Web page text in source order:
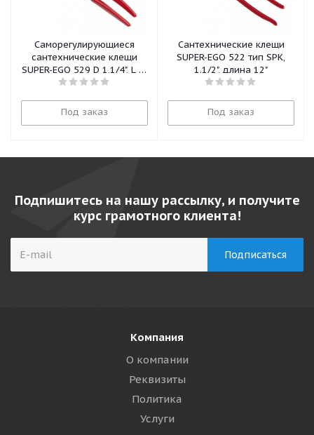
Саморегулирующиеся
сантехнические клещи
SUPER-EGO 529 D 1,1/4", L 7"
(175 мм)
Под заказ
Сантехнические клещи
SUPER-EGO 522 тип SPK,
1.1/2", длина 12"
Под заказ
Подпишитесь на нашу рассылку, и получите
курс грамотного клиента!
Компания
О компании
Реквизиты
Политика
Услуги